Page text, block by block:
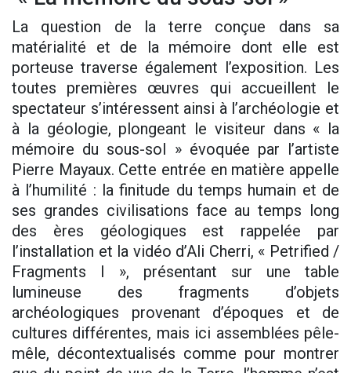
La question de la terre conçue dans sa
matérialité et de la mémoire dont elle est
porteuse traverse également l’exposition. Les
toutes premières œuvres qui accueillent le
spectateur s’intéressent ainsi à l’archéologie et
à la géologie, plongeant le visiteur dans « la
mémoire du sous-sol » évoquée par l’artiste
Pierre Mayaux. Cette entrée en matière appelle
à l’humilité : la finitude du temps humain et de
ses grandes civilisations face au temps long
des ères géologiques est rappelée par
l’installation et la vidéo d’Ali Cherri, « Petrified /
Fragments I », présentant sur une table
lumineuse des fragments d’objets
archéologiques provenant d’époques et de
cultures différentes, mais ici assemblées pêle-
mêle, décontextualisés comme pour montrer